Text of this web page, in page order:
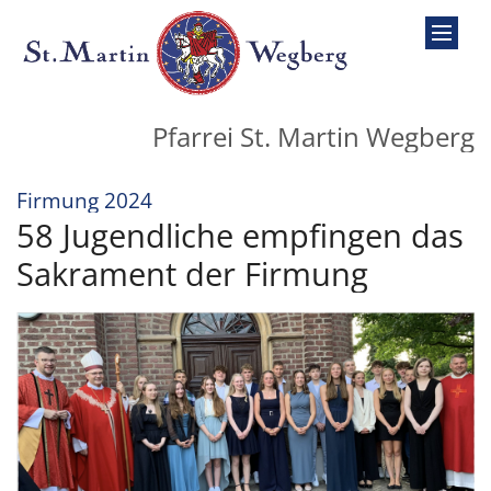
Zum Inhalt springen
Pfarrei St. Martin Wegberg
Firmung 2024:
58 Jugendliche empfingen das
Sakrament der Firmung